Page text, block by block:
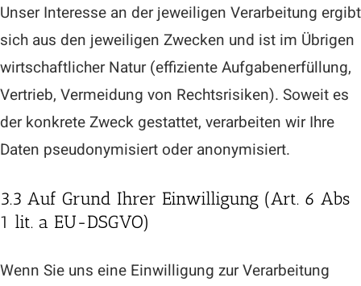
Unser Interesse an der jeweiligen Verarbeitung ergibt
sich aus den jeweiligen Zwecken und ist im Übrigen
wirtschaftlicher Natur (effiziente Aufgabenerfüllung,
Vertrieb, Vermeidung von Rechtsrisiken). Soweit es
der konkrete Zweck gestattet, verarbeiten wir Ihre
Daten pseudonymisiert oder anonymisiert.
3.3 Auf Grund Ihrer Einwilligung (Art. 6 Abs
1 lit. a EU-DSGVO)
Wenn Sie uns eine Einwilligung zur Verarbeitung